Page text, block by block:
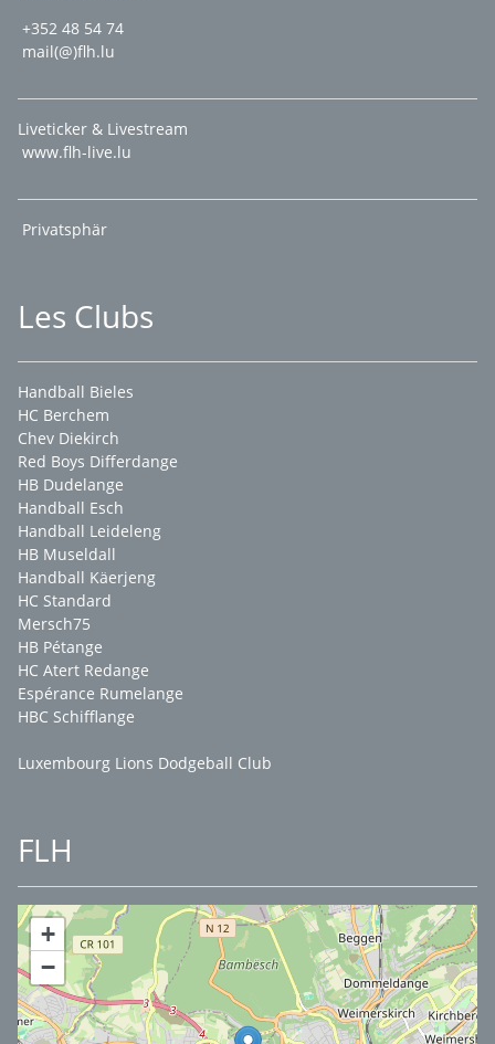
+352 48 54 74
mail(@)flh.lu
Liveticker & Livestream
www.flh-live.lu
Privatsphär
Les Clubs
Handball Bieles
HC Berchem
Chev Diekirch
Red Boys Differdange
HB Dudelange
Handball Esch
Handball Leideleng
HB Museldall
Handball Käerjeng
HC Standard
Mersch75
HB Pétange
HC Atert Redange
Espérance Rumelange
HBC Schifflange
Luxembourg Lions Dodgeball Club
FLH
+
−